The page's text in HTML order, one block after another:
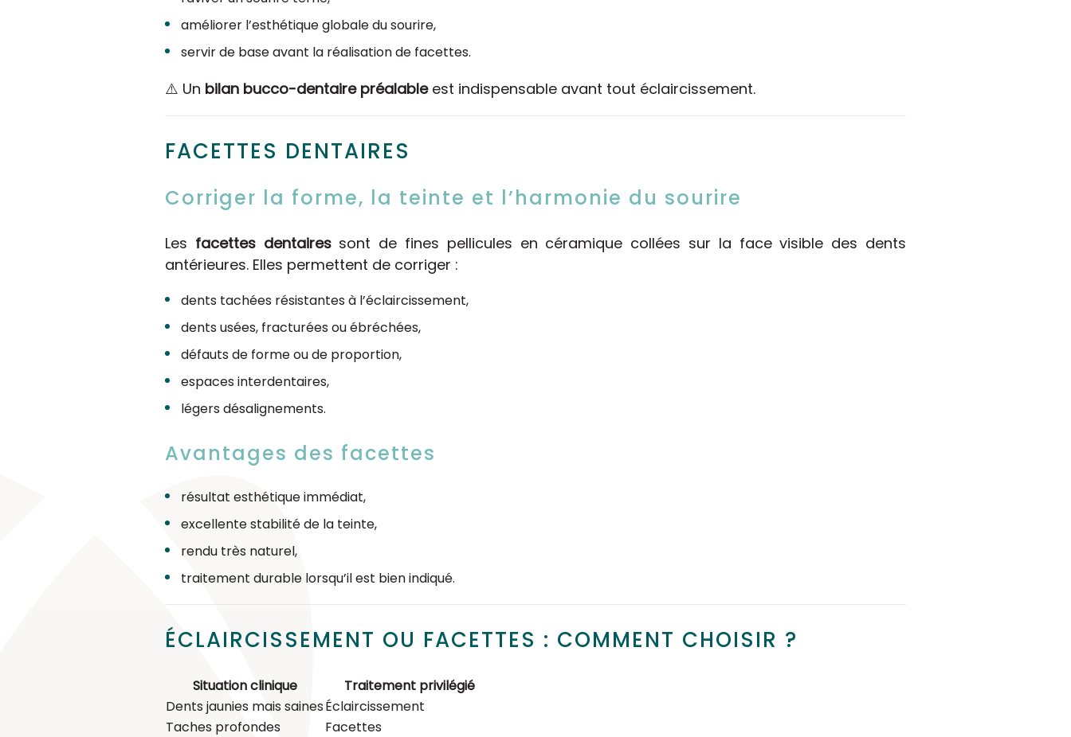
améliorer l’esthétique globale du sourire,
servir de base avant la réalisation de facettes.
⚠️ Un bilan bucco-dentaire préalableest indispensable avant tout éclaircissement.
FACETTES DENTAIRES
Corriger la forme, la teinte et l’harmonie du sourire
Les facettes dentairessont de fines pellicules en céramique collées sur la face visible des dents
antérieures. Elles permettent de corriger :
dents tachées résistantes à l’éclaircissement,
dents usées, fracturées ou ébréchées,
défauts de forme ou de proportion,
espaces interdentaires,
légers désalignements.
Avantages des facettes
résultat esthétique immédiat,
excellente stabilité de la teinte,
rendu très naturel,
traitement durable lorsqu’il est bien indiqué.
ÉCLAIRCISSEMENT OU FACETTES : COMMENT CHOISIR ?
Situation clinique
Traitement privilégié
Dents jaunies mais sainesÉclaircissement
Taches profondes
Facettes